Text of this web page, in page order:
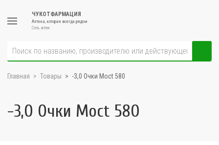
ЧУКОТФАРМАЦИЯ
Аптека, которая всегда рядом
Сеть аптек
Главная Товары -3,0 Очки Moct 580
-3,0 Очки Moct 580